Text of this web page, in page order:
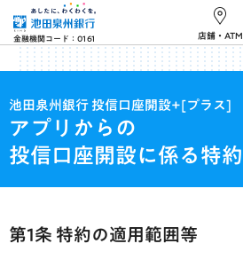
金融機関コード：0161 店舗・ATM
池田泉州銀行 投信口座開設+[プラス]
アプリからの
投信口座開設に係る特約
第1条 特約の適用範囲等